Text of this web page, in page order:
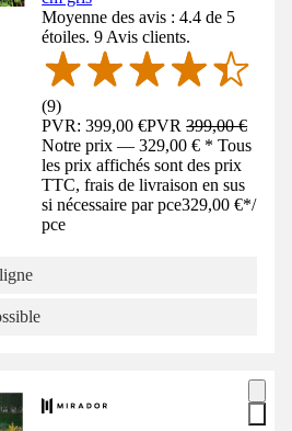
Moyenne des avis : 4.4 de 5
étoiles. 9 Avis clients.
(9)
PVR: 399,00 €PVR399,00 €
Notre prix — 329,00 € * Tous
les prix affichés sont des prix
TTC, frais de livraison en sus
si nécessaire par pce329,00 €*/
pce